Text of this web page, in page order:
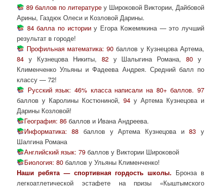
89 баллов по литературеу Широковой Виктории, Дайбовой
Арины, Газдюк Олеси и Козловой Дарины.
84 балла по историиу Егора Кожемякина — это лучший
результат в городе!
Профильная математика: 90 баллов у Кузнецова Артема,
84 у Кузнецова Никиты, 82у Шалыгина Романа,80 у
Клименченко Ульяны и Фадеева Андрея. Средний балл по
классу — 72!
Русский язык: 46% класса написали на 80+ баллов. 97
баллов у Каролины Костюниной, 94 у Артема Кузнецова и
Дарины Козловой!
География: 86баллов и Ивана Андреева.
Информатика: 88 баллов у Артема Кузнецова и83 у
Шалгина Романа
Английский язык: 79баллов у Виктории Широковой
Биология: 80баллов у Ульяны Клименченко!
Наши ребята — спортивная гордость школы. Бронза в
легкоатлетической эстафете на призы «Кыштымского